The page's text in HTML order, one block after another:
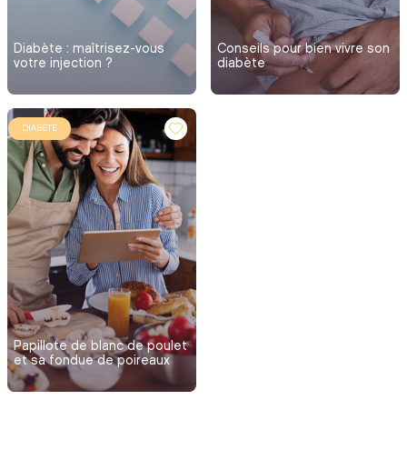
Diabète : maîtrisez-vous
votre injection ?
Conseils pour bien vivre son
diabète
DIABÈTE
Papillote de blanc de poulet
et sa fondue de poireaux